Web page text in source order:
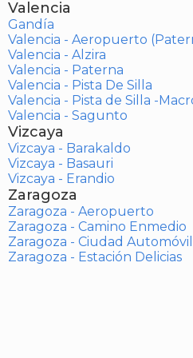
Valencia
Gandía
Valencia - Aeropuerto
Valencia - Alzira
Valencia - Paterna
Valencia - Pista De Silla
Valencia - Pista de Silla -
Valencia - Sagunto
Vizcaya
Vizcaya - Barakaldo
Vizcaya - Basauri
Vizcaya - Erandio
Zaragoza
Zaragoza - Aeropuerto
Zaragoza - Camino Enmedio
Zaragoza - Ciudad Automóvil
Zaragoza - Estación Delicias